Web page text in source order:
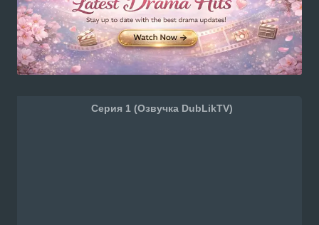
Серия 1 (Озвучка DubLikTV)